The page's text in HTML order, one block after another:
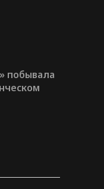
побывала